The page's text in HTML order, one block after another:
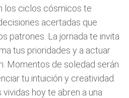
los ciclos cósmicos te
acertadas que
patrones. La jornada te invita
tus prioridades y a actuar
Momentos de soledad serán
tu intuición y creatividad.
hoy te abren a una